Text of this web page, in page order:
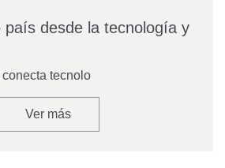
país desde la tecnología y
tecnolo
Ver más